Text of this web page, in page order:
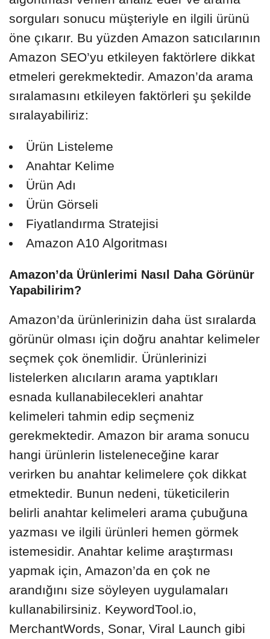
sorguları sonucu müşteriyle en ilgili ürünü
öne çıkarır. Bu yüzden Amazon satıcılarının
Amazon SEO’yu etkileyen faktörlere dikkat
etmeleri gerekmektedir. Amazon’da arama
sıralamasını etkileyen faktörleri şu şekilde
sıralayabiliriz:
Ürün Listeleme
Anahtar Kelime
Ürün Adı
Ürün Görseli
Fiyatlandırma Stratejisi
Amazon A10 Algoritması
Amazon’da Ürünlerimi Nasıl Daha Görünür
Yapabilirim?
Amazon’da ürünlerinizin daha üst sıralarda
görünür olması için doğru anahtar kelimeler
seçmek çok önemlidir. Ürünlerinizi
listelerken alıcıların arama yaptıkları
esnada kullanabilecekleri anahtar
kelimeleri tahmin edip seçmeniz
gerekmektedir. Amazon bir arama sonucu
hangi ürünlerin listeleneceğine karar
verirken bu anahtar kelimelere çok dikkat
etmektedir. Bunun nedeni, tüketicilerin
belirli anahtar kelimeleri arama çubuğuna
yazması ve ilgili ürünleri hemen görmek
istemesidir. Anahtar kelime araştırması
yapmak için, Amazon’da en çok ne
arandığını size söyleyen uygulamaları
kullanabilirsiniz. KeywordTool.io,
MerchantWords, Sonar, Viral Launch gibi